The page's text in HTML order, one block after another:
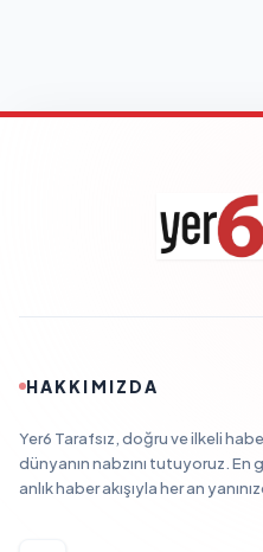
HAKKIMIZDA
Yer6 Tarafsız, doğru ve ilkeli
dünyanın nabzını tutuyoruz. En
anlık haber akışıyla her an